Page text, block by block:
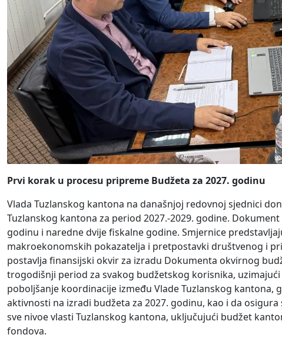
Prvi korak u procesu pripreme Budžeta za 2027. godinu
Vlada Tuzlanskog kantona na današnjoj redovnoj sjednici
Tuzlanskog kantona za period 2027.-2029. godine.
godinu i naredne dvije fiskalne godine. Smjernice
makroekonomskih pokazatelja i pretpostavki društvenog i
postavlja finansijski okvir za izradu Dokumenta okvirnog
trogodišnji period za svakog budžetskog korisnika,
poboljšanje koordinacije između Vlade Tuzlanskog
aktivnosti na izradi budžeta za 2027. godinu, kao i da
sve nivoe vlasti Tuzlanskog kantona, uključujući budžet
fondova.